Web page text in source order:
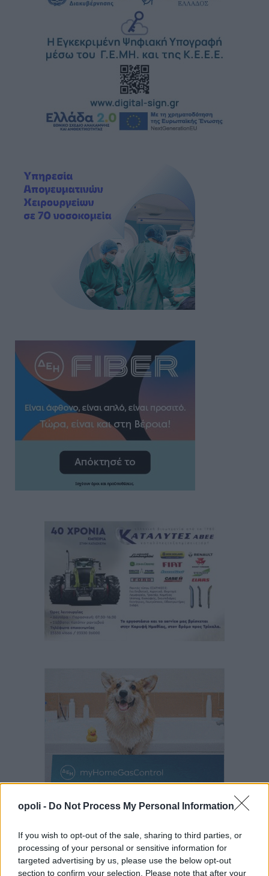
opoli - Do Not Process My Personal Information
If you wish to opt-out of the sale, sharing to third parties, or
processing of your personal or sensitive information for
targeted advertising by us, please use the below opt-out
section to confirm your selection. Please note that after your